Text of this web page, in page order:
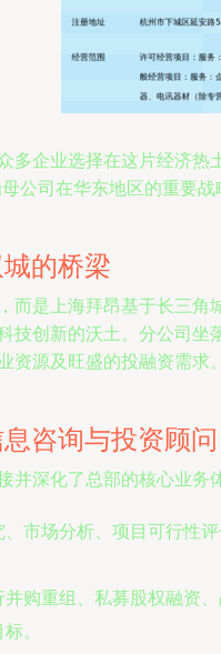
多企业选择在这片经济
公司在华东地区的重要
的桥梁
而是上海拜昂基于长三
技创新的沃土。分公司
资源及旺盛的投融资需
咨询与投资顾问
并深化了总部的核心业
、市场分析、项目可行性
并购重组、私募股权融资
。